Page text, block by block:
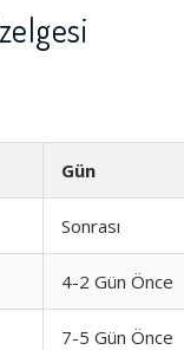
Gün
Sonrası
4-2 Gün Önce
7-5 Gün Önce